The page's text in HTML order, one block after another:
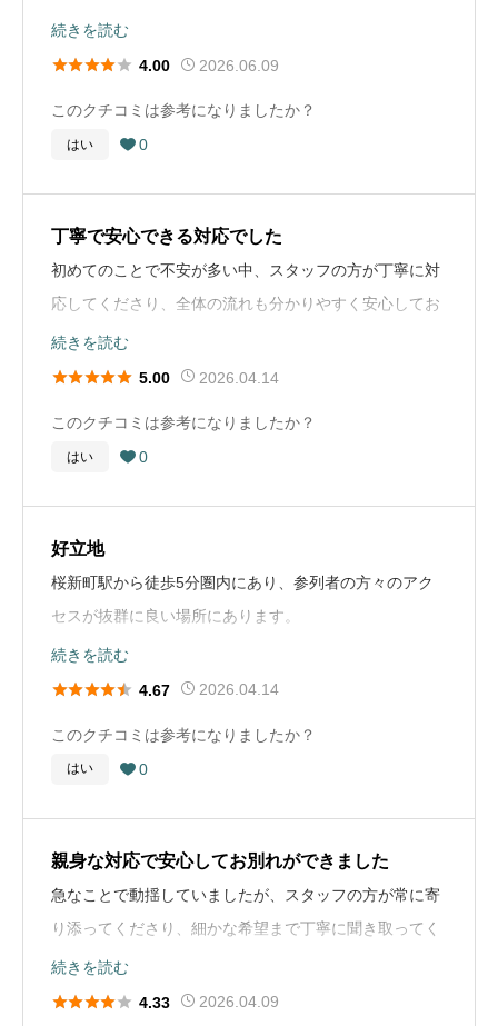
相場がわからなかったので、お寺に人に直接確認した。
(直接聞くとよいという事をネットの記事で見た) 元々、
お墓に関するコメント
今はお墓がありますが、この先このお墓をお参りする
人、守っていく人もいなくなっていくので、どうするか
考えなくてはならないと思っている。
お葬式の概要
葬儀の年
葬儀の場所 東京都港区
葬儀の種類
葬儀場と比較しているからかもしれません。
こちらから連絡し、対応してもらいました。そこから打
流れでした。
お布施や戒名に関するコメント
か、それにより良い悪いはないかと思います。
お墓に関するコメント
お墓はあります。代々見てくれる人がいると故人も喜ぶ
のではないかと思います。ご先祖様、血紁を大切にした
葬儀の種類 家族葬
葬儀の料金
続きを読む
 4.00 2026.06.09
このクチコミは参考になりましたか？
はい  0
丁寧で安心できる対応でした
初めてのことで不安が多い中、スタッフの方が丁寧に対
応してくださり、全体の流れも分かりやすく安心してお
任せすることができました。打ち合わせの際もこちらの
要望をしっかり聞いていただき、無理のない形で進めて
に説明があり、納得した上で決めることができました。
り見送ることができ、とても満足しています。
なく式を終えることができました。 通夜では親族や親し
い方々と落ち着いた時間を過ごし、翌日の葬儀・告別式
せることができました。
葬儀社選びのアドバイス
これから葬儀社を選ぶ方には、いくつか事前に確認して
おくと安心だと思います。 まず、事前に複数の葬儀社か
続きを読む
 5.00 2026.04.14
このクチコミは参考になりましたか？
はい  0
好立地
桜新町駅から徒歩5分圏内にあり、参列者の方々のアク
セスが抜群に良い場所にあります。
土地柄あまり広い敷地ではないので、車で来る方が多い
と不便に感じるかもしれません。
てくれました。 その日のうちに遺体を搬送していただき
翌日すぐに打ち合わせをして、亡くなってから1週間で
続きを読む
 4.67 2026.04.14
このクチコミは参考になりましたか？
はい  0
親身な対応で安心してお別れができました
急なことで動揺していましたが、スタッフの方が常に寄
り添ってくださり、細かな希望まで丁寧に聞き取ってく
ださいました。
会場の雰囲気も落ち着いており、家族だけで静かに父を
続きを読む
 4.33 2026.04.09